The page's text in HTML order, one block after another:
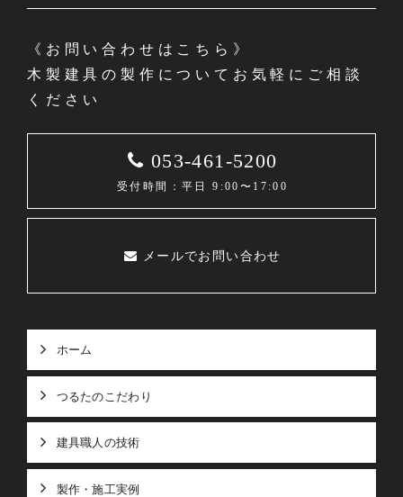
《お問い合わせはこちら》
木製建具の製作についてお気軽にご相談
ください
053-461-5200
受付時間：平日 9:00〜17:00
メールでお問い合わせ
ホーム
つるたのこだわり
建具職人の技術
製作・施工実例